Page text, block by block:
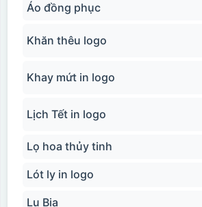
Áo đồng phục
Khăn thêu logo
Khay mứt in logo
Lịch Tết in logo
Lọ hoa thủy tinh
Lót ly in logo
Lu Bia